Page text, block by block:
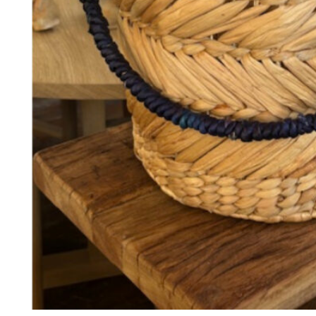
198DKK Tilføj til kurv
Se kurvKasse